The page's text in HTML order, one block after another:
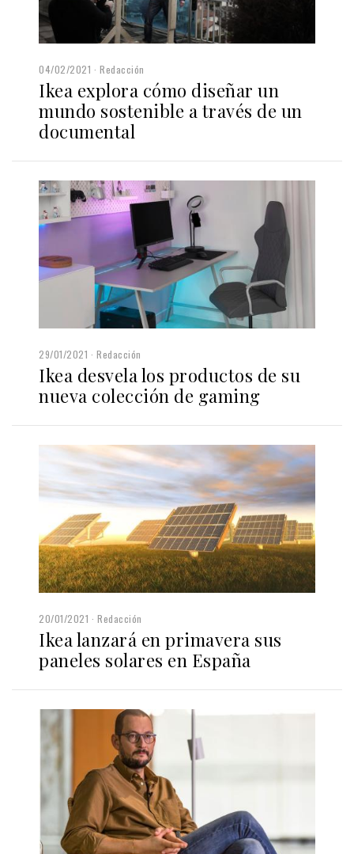
04/02/2021 Redacción
Ikea explora cómo diseñar un
mundo sostenible a través de un
documental
29/01/2021 Redacción
Ikea desvela los productos de su
nueva colección de gaming
20/01/2021 Redacción
Ikea lanzará en primavera sus
paneles solares en España